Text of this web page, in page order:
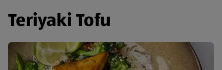
Teriyaki Tofu